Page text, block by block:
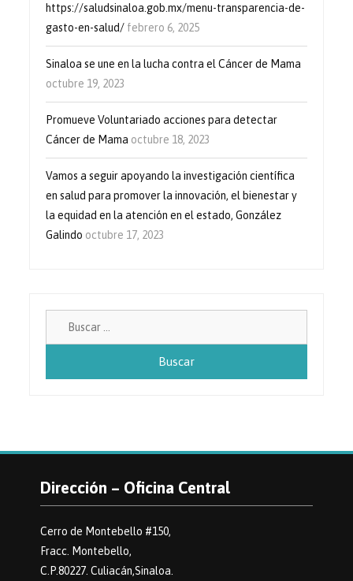
https://saludsinaloa.gob.mx/menu-transparencia-de-
gasto-en-salud/ febrero 6, 2025
Sinaloa se une en la lucha contra el Cáncer de Mama
octubre 19, 2023
Promueve Voluntariado acciones para detectar
Cáncer de Mama octubre 18, 2023
Vamos a seguir apoyando la investigación científica
en salud para promover la innovación, el bienestar y
la equidad en la atención en el estado, González
Galindo octubre 17, 2023
Dirección – Oficina Central
Cerro de Montebello #150,
Fracc. Montebello,
C.P.80227. Culiacán,Sinaloa.